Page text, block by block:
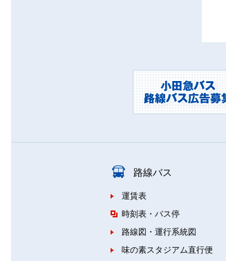
路線バス
運賃表
時刻表・バス停
路線図・運行系統図
味の素スタジアム直行便